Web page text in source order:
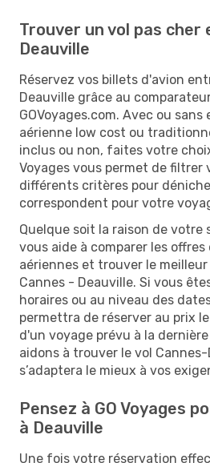
Trouver un vol pas cher
Deauville
Réservez vos billets d'avion
Deauville grâce au
GOVoyages.com. Avec ou
aérienne low cost ou
inclus ou non, faites votre
Voyages vous permet de filtrer
différents critères pour
correspondent pour votre
Quelque soit la raison de votre
vous aide à comparer les
aériennes et trouver le
Cannes - Deauville. Si vous
horaires ou au niveau des
permettra de réserver au prix le
d'un voyage prévu à la
aidons à trouver le vol
s’adaptera le mieux à vos
Pensez à GO Voyages
à Deauville
Une fois votre réservation